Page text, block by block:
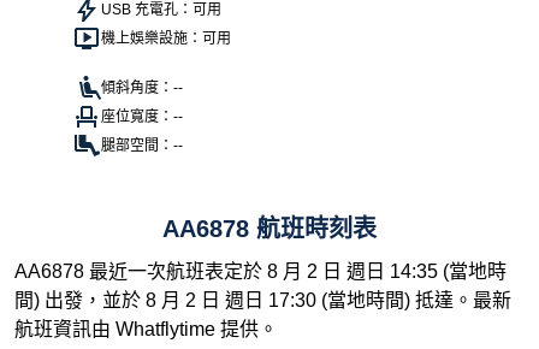
USB 充電孔：可用
機上娛樂設施：可用
傾斜角度：--
座位寬度：--
腿部空間：--
AA6878 航班時刻表
AA6878 最近一次航班表定於 8 月 2 日 週日 14:35 (當地時
間) 出發，並於 8 月 2 日 週日 17:30 (當地時間) 抵達。最新
航班資訊由 Whatflytime 提供。